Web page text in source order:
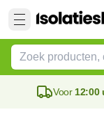
Voor 12:00